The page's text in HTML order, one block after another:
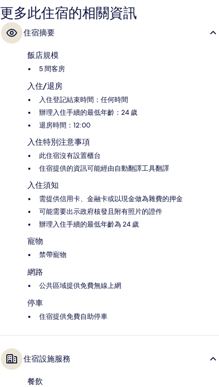
更多此住宿的相關資訊
住宿摘要
飯店規模
5 間客房
入住/退房
入住登記結束時間：任何時間
辦理入住手續的最低年齡：24 歲
退房時間：12:00
入住特別注意事項
此住宿沒有設置櫃台
住宿提供的資訊可能經由自動翻譯工具翻譯
入住須知
需提供信用卡、金融卡或以現金做為雜費的押金
可能需要出示政府核發且附有照片的證件
辦理入住手續的最低年齡為 24 歲
寵物
禁帶寵物
網路
公共區域提供免費無線上網
停車
住宿提供免費自助停車
住宿設施服務
餐飲